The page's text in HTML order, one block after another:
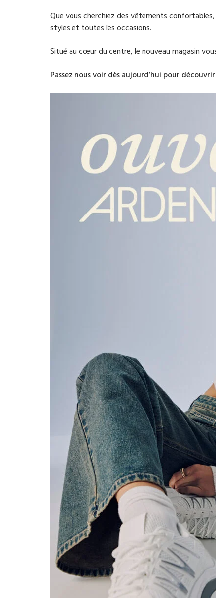
Que vous cherchiez des vêtements
styles et toutes les occasions.
Situé au cœur du centre, le nouveau magasin
Passez nous voir dès aujourd’hui pour